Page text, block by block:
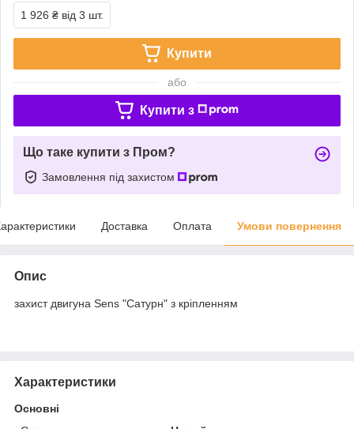
1 926 ₴ від 3 шт.
Купити
або
Купити з
Що таке купити з Пром?
Замовлення під захистом
Доставка Оплата Умови повернення
Опис
захист двигуна Sens "Сатурн" з кріпленням
Характеристики
Основні